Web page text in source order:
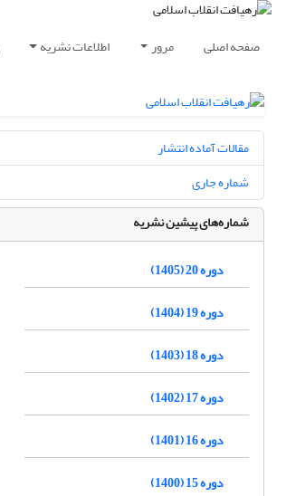
صفحه اصلی مرور اطلاعات نشریه
مقالات آماده انتشار
شماره جاری
شماره‌های پیشین نشریه
دوره 20 (1405)
دوره 19 (1404)
دوره 18 (1403)
دوره 17 (1402)
دوره 16 (1401)
دوره 15 (1400)